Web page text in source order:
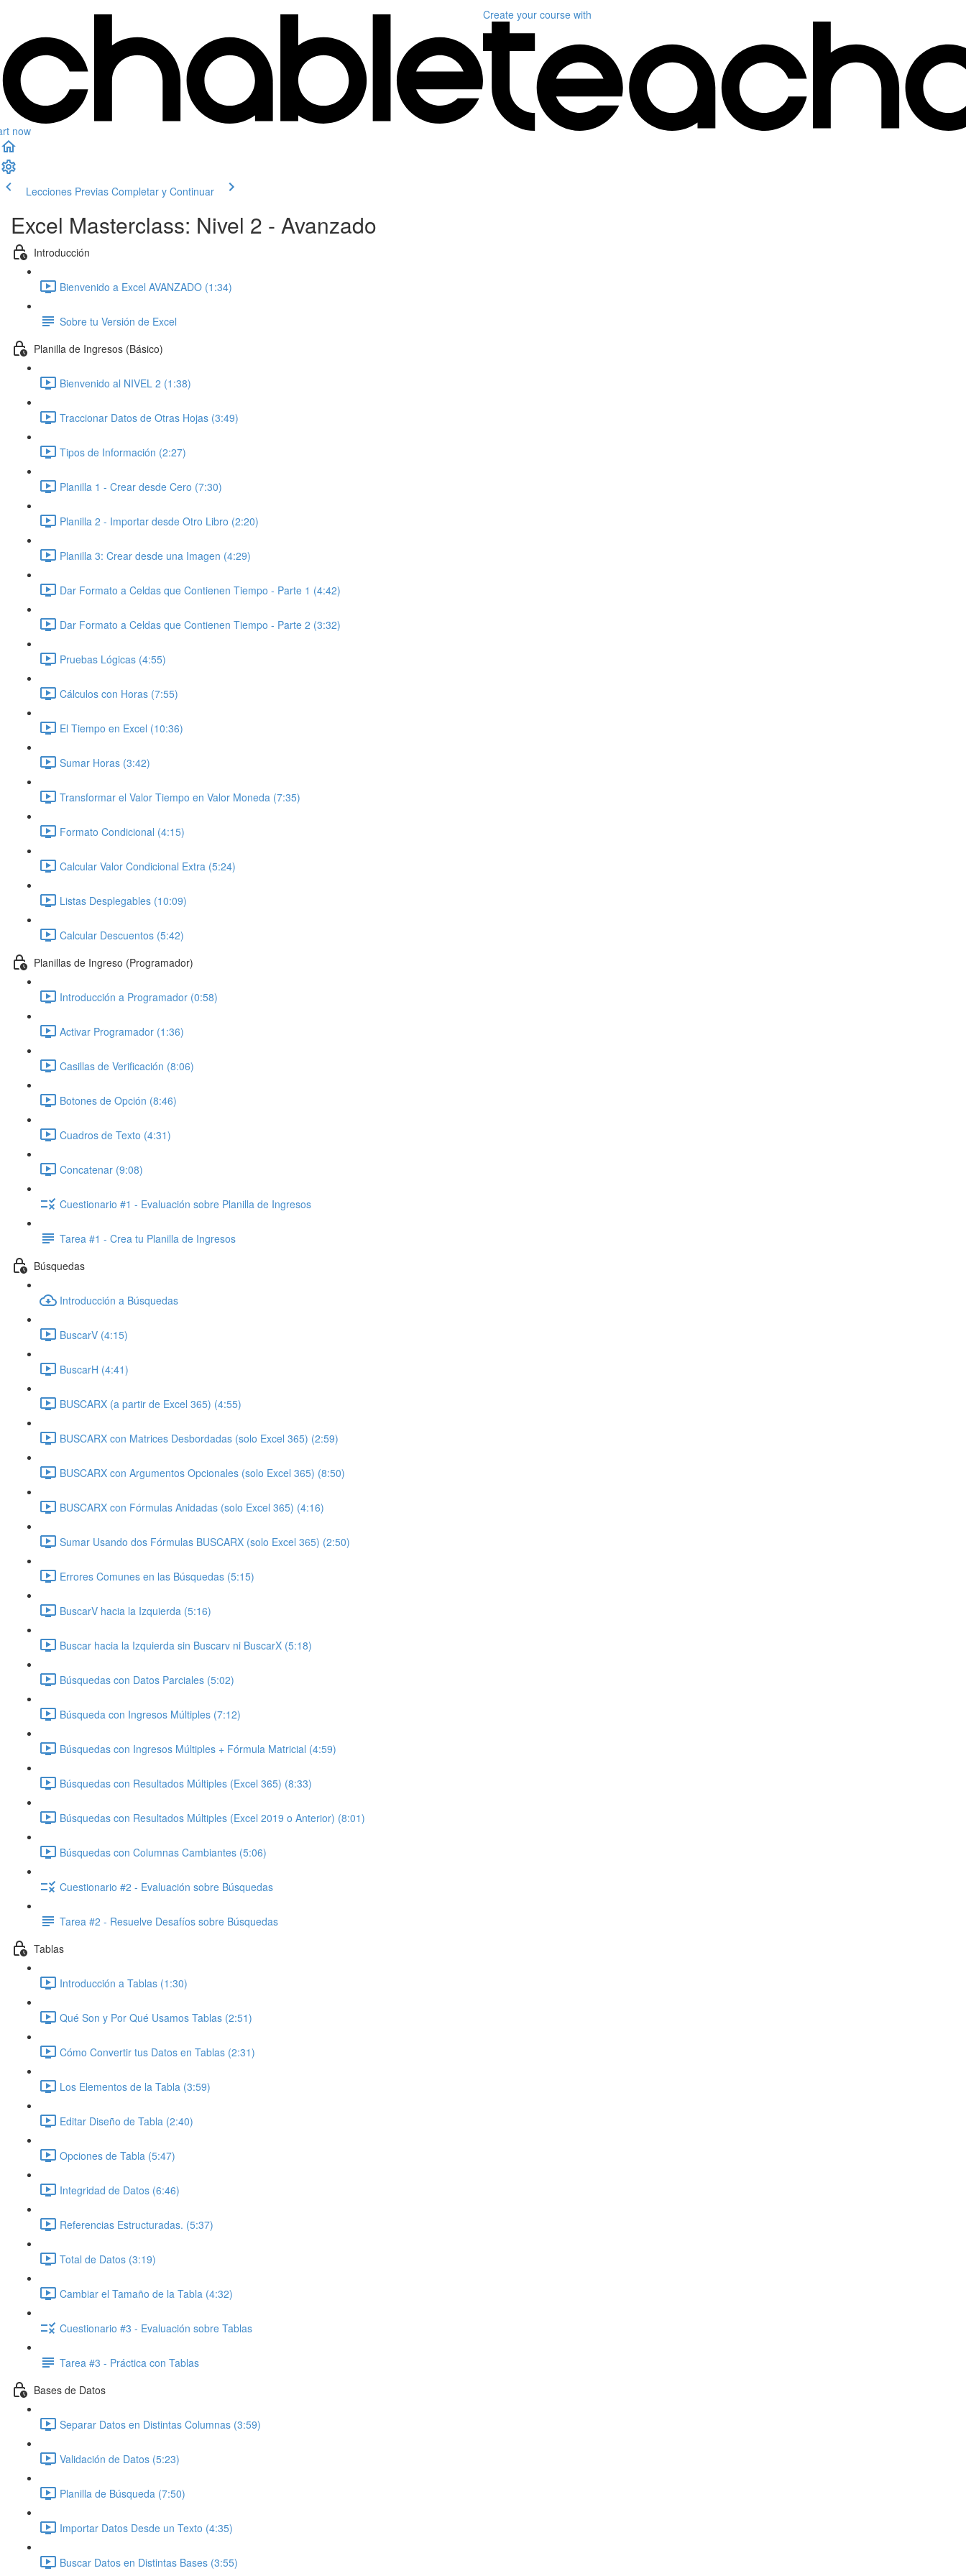
now
Create your course with
Lecciones Previas Completar y Continuar
Excel Masterclass: Nivel 2 - Avanzado
Introducción
Bienvenido a Excel AVANZADO (1:34)
Sobre tu Versión de Excel
Planilla de Ingresos (Básico)
Bienvenido al NIVEL 2 (1:38)
Traccionar Datos de Otras Hojas (3:49)
Tipos de Información (2:27)
Planilla 1 - Crear desde Cero (7:30)
Planilla 2 - Importar desde Otro Libro (2:20)
Planilla 3: Crear desde una Imagen (4:29)
Dar Formato a Celdas que Contienen Tiempo - Parte 1 (4:42)
Dar Formato a Celdas que Contienen Tiempo - Parte 2 (3:32)
Pruebas Lógicas (4:55)
Cálculos con Horas (7:55)
El Tiempo en Excel (10:36)
Sumar Horas (3:42)
Transformar el Valor Tiempo en Valor Moneda (7:35)
Formato Condicional (4:15)
Calcular Valor Condicional Extra (5:24)
Listas Desplegables (10:09)
Calcular Descuentos (5:42)
Planillas de Ingreso (Programador)
Introducción a Programador (0:58)
Activar Programador (1:36)
Casillas de Verificación (8:06)
Botones de Opción (8:46)
Cuadros de Texto (4:31)
Concatenar (9:08)
Cuestionario #1 - Evaluación sobre Planilla de Ingresos
Tarea #1 - Crea tu Planilla de Ingresos
Búsquedas
Introducción a Búsquedas
BuscarV (4:15)
BuscarH (4:41)
BUSCARX (a partir de Excel 365) (4:55)
BUSCARX con Matrices Desbordadas (solo Excel 365) (2:59)
BUSCARX con Argumentos Opcionales (solo Excel 365) (8:50)
BUSCARX con Fórmulas Anidadas (solo Excel 365) (4:16)
Sumar Usando dos Fórmulas BUSCARX (solo Excel 365) (2:50)
Errores Comunes en las Búsquedas (5:15)
BuscarV hacia la Izquierda (5:16)
Buscar hacia la Izquierda sin Buscarv ni BuscarX (5:18)
Búsquedas con Datos Parciales (5:02)
Búsqueda con Ingresos Múltiples (7:12)
Búsquedas con Ingresos Múltiples + Fórmula Matricial (4:59)
Búsquedas con Resultados Múltiples (Excel 365) (8:33)
Búsquedas con Resultados Múltiples (Excel 2019 o Anterior) (8:01)
Búsquedas con Columnas Cambiantes (5:06)
Cuestionario #2 - Evaluación sobre Búsquedas
Tarea #2 - Resuelve Desafíos sobre Búsquedas
Tablas
Introducción a Tablas (1:30)
Qué Son y Por Qué Usamos Tablas (2:51)
Cómo Convertir tus Datos en Tablas (2:31)
Los Elementos de la Tabla (3:59)
Editar Diseño de Tabla (2:40)
Opciones de Tabla (5:47)
Integridad de Datos (6:46)
Referencias Estructuradas. (5:37)
Total de Datos (3:19)
Cambiar el Tamaño de la Tabla (4:32)
Cuestionario #3 - Evaluación sobre Tablas
Tarea #3 - Práctica con Tablas
Bases de Datos
Separar Datos en Distintas Columnas (3:59)
Validación de Datos (5:23)
Planilla de Búsqueda (7:50)
Importar Datos Desde un Texto (4:35)
Buscar Datos en Distintas Bases (3:55)